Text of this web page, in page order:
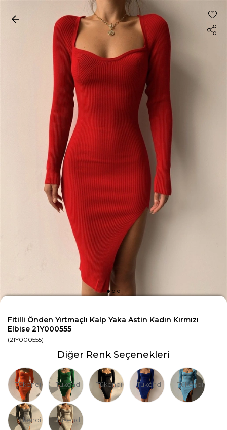
Fitilli Önden Yırtmaçlı Kalp Yaka Astin Kadın Kırmızı
Elbise 21Y000555
(21Y000555)
Diğer Renk Seçenekleri
Tükendi Tükendi Tükendi Tükendi Tükendi
Tükendi Tükendi